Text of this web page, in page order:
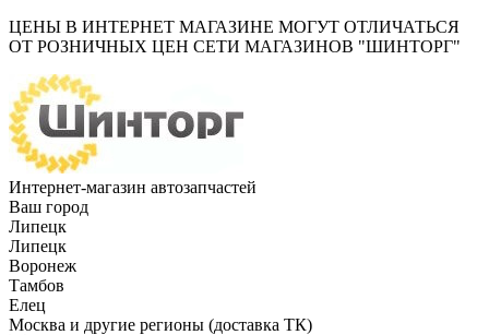
ЦЕНЫ В ИНТЕРНЕТ МАГАЗИНЕ МОГУТ ОТЛИЧАТЬСЯ
ОТ РОЗНИЧНЫХ ЦЕН СЕТИ МАГАЗИНОВ "ШИНТОРГ"
Интернет-магазин автозапчастей
Ваш город
Липецк
Липецк
Воронеж
Тамбов
Елец
Москва и другие регионы (доставка ТК)